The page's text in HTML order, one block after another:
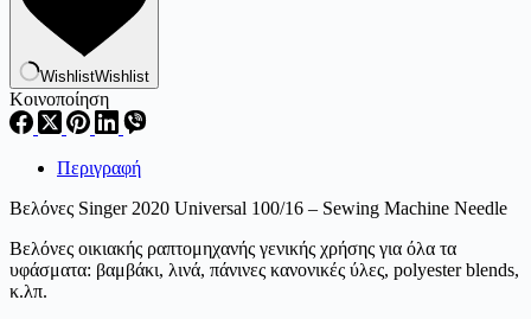
WishlistWishlist
Κοινοποίηση
Περιγραφή
Βελόνες Singer 2020 Universal 100/16 – Sewing Machine Needle
Βελόνες οικιακής ραπτομηχανής γενικής χρήσης για όλα τα
υφάσματα: βαμβάκι, λινά, πάνινες κανονικές ύλες, polyester blends,
κ.λπ.